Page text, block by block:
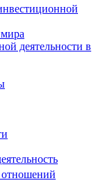
деятельности в
отношений